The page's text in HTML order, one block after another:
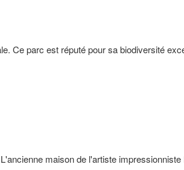
Ce parc est réputé pour sa biodiversité
maison de l'artiste impressionniste